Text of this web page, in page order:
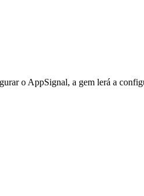
o AppSignal, a gem lerá a